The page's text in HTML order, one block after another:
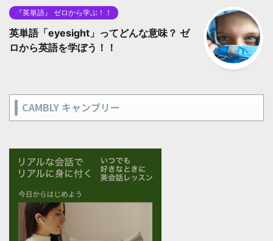
『英単語』 ゼロから学ぶ！！
英単語「eyesight」ってどんな意味？ ゼ
ロから英語を学ぼう！！
CAMBLY キャンブリー